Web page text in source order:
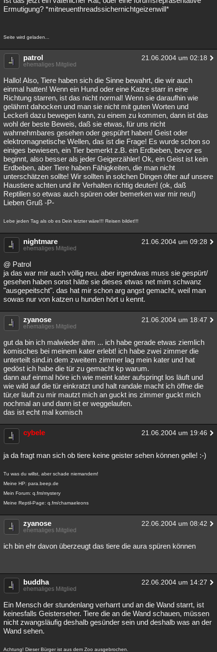
Ermutigung? *mitneuenthreadssichernichtgeizenwill*
Seite wird geladen...
patrol 21.06.2004 um 02:18
ehemaliges Mitglied
Hallo! Also, Tiere haben sich die Sinne bewahrt, die wir auch
einmal hatten! Wenn ein Hund oder eine Katze starr in eine
Richtung starren, ist das nicht normal! Wenn sie daraufhin wie
gelähmt dahocken und man sie nicht mit guten Worten und
Leckerli dazu bewegen kann, zu einem zu kommen, dann ist das
wohl der beste Beweis, daß sie etwas, für uns nicht
wahrnehmbares gesehen oder gespührt haben! Geist oder
elektromagnetische Wellen, das ist die Frage! Es wurde schon so
einiges bewiesen, ein Tier bemerkt z.B. ein Erdbeben, bevor es
beginnt, also besser als jeder Geigerzähler! Ok, ein Geist ist kein
Erdbeben, aber Tiere haben Fähigkeiten, die man nicht
unterschätzen sollte! Wir sollten in solchen Dingen öfter auf unsere
Haustiere achten und ihr Verhalten richtig deuten! (ok, daß
Reptilien so etwas auch spüren oder bemerken war mir neu!)
Lieben Gruß -P-
Lebe jeden Tag als ob es Dein letzter wäre!!! Reisen bildet!!!
nightmare 21.06.2004 um 09:28
ehemaliges Mitglied
@ Patrol
ja das war mir auch völlig neu. aber irgendwas muss sie gespürt/
gesehen haben sonst hätte sie dieses etwas net mim schwanz
"ausgepeitscht". das hat mir schon arg angst gemacht, weil man
sowas nur von katzen u hunden hört u kennt.
zyanose 21.06.2004 um 18:47
ehemaliges Mitglied
gut da bin ich malwieder ähm ... ich habe gerade etwas ziemlich
komisches bei meinem kater erlebt! ich habe zwei zimmer die
unterteilt sind.in dem zweitem zimmer lag mein kater und hat
gedöst ich habe die tür zu gemacht kp warum.
dann auf einmal höre ich wie meint kater aufspringt los läuft und
wie wild auf die tür einkratzt und halt randale macht ich öffne die
tür,er läuft zu mir mautzt mich an guckt ins zimmer guckt mich
nochmal an und dann ist er weggelaufen.
das ist echt mal komisch
cybele 21.06.2004 um 19:46
ja da fragt man sich ob tiere keine geister sehen können gelle! :-)
Tu was du willst, aber schade niemandem!
Meine HP: para.beep.de
Mein Forum: q.fm/mystery
Meine Reptil-Page: q.fm/chamaeleons
zyanose 22.06.2004 um 08:42
ehemaliges Mitglied
ich bin ehr davon überzeugt das tiere die aura spüren können
buddha 22.06.2004 um 14:27
ehemaliges Mitglied
Ein Mensch der stundenlang verharrt und an die Wand starrt, ist
keinesfalls Geisterseher. Tiere die an die Wand schauen, müssen
nicht zwangsläufig deshalb gesünder sein und deshalb was an der
Wand sehen.
Achtung! Dieser Bürger ist aus dem Zoo ausgebrochen.